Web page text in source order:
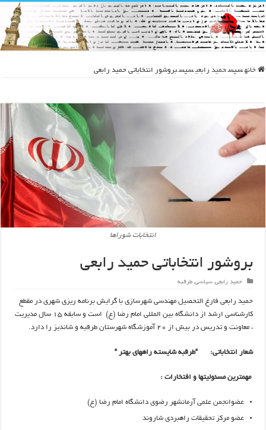
خانه سپس حمید رابعی سپس بروشور انتخاباتی حمید رابعی
انتخابات شوراها
بروشور انتخاباتی حمید رابعی
حمید رابعی,سیاسی,طرقبه
حمید رابعی فارغ التحصیل مهندسی شهرسازی با گرایش برنامه ریزی شهری در مقطع
کارشناسی ارشد از دانشگاه بین المللی امام رضا (ع) است و سابقه ۱۵ سال مدیریت
، معاونت و تدریس در بیش از ۲۰ آموزشگاه شهرستان طرقبه و شاندیز را دارد.
شعار انتخاباتی: “طرقبه شایسته راههای بهتر “
مهمترین مسئولیتها و افتخارات :
عضوانجمن علمی آرمانشهر رضوی دانشگاه امام رضا (ع)
عضو مرکز تحقیقات راهبردی شاروند